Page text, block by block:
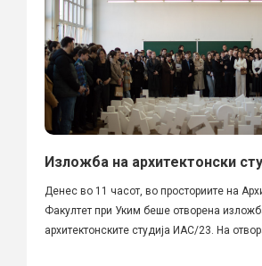
Изложба на архитектонски
Денес во 11 часот, во просториите на
Факултет при Уким беше отворена
архитектонските студија ИАС/23. На